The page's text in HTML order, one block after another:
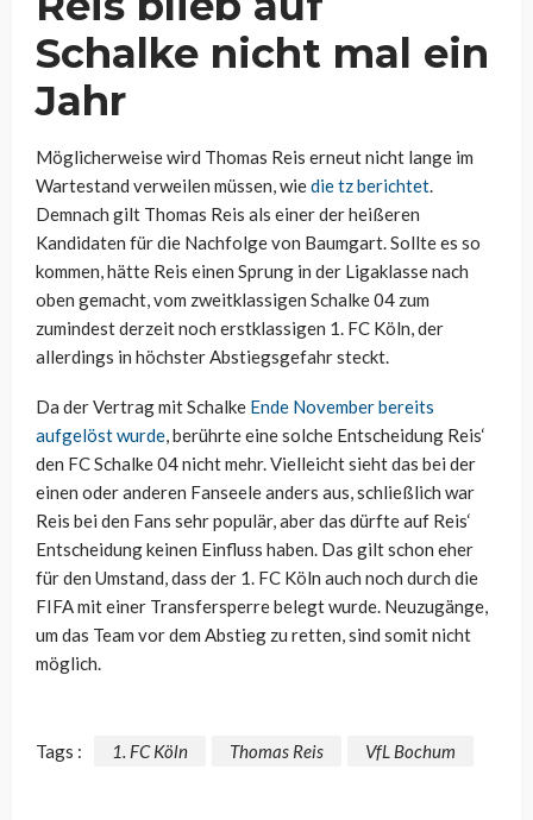
Schalke nicht mal ein
Jahr
Möglicherweise wird Thomas Reis erneut nicht lange im
Wartestand verweilen müssen, wiedie tz berichtet.
Demnach gilt Thomas Reis als einer der heißeren
Kandidaten für die Nachfolge von Baumgart. Sollte es so
kommen, hätte Reis einen Sprung in der Ligaklasse nach
oben gemacht, vom zweitklassigen Schalke 04 zum
zumindest derzeit noch erstklassigen 1. FC Köln, der
allerdings in höchster Abstiegsgefahr steckt.
Da der Vertrag mit Schalke Ende November bereits
aufgelöst wurde, berührte eine solche Entscheidung Reis‘
den FC Schalke 04 nicht mehr. Vielleicht sieht das bei der
einen oder anderen Fanseele anders aus, schließlich war
Reis bei den Fans sehr populär, aber das dürfte auf Reis‘
Entscheidung keinen Einfluss haben. Das gilt schon eher
für den Umstand, dass der 1. FC Köln auch noch durch die
FIFA mit einer Transfersperre belegt wurde. Neuzugänge,
um das Team vor dem Abstieg zu retten, sind somit nicht
möglich.
Tags : 1. FC Köln Thomas Reis VfL Bochum